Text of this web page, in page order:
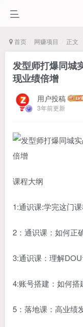
首页 网赚项目 正文
发型师打爆同城
现业绩倍增
用户投稿
3年前更新
课程大纲
1:通识课:学完这门
2：通识课：如何正
3:通识课：理解
4:账号搭建：如何
5：落地课：高业绩